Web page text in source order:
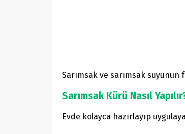
Sarımsak ve sarımsak suyunun
Sarımsak Kürü Nasıl
Evde kolayca hazırlayıp